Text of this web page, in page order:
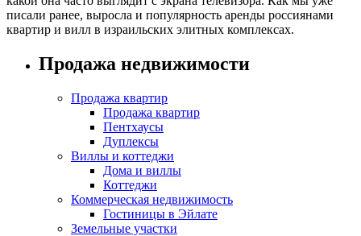
писали ранее, выросла и популярность аренды россиянами
квартир и вилл в израильских элитных комплексах.
Продажа недвижимости
Продажа квартир
Продажа квартир
Пентхаусы
Дуплексы
Виллы и коттеджи
Дома и виллы
Коттеджи
Коммерческая недвижимость
Гостиницы в Эйлате
Земельные участки